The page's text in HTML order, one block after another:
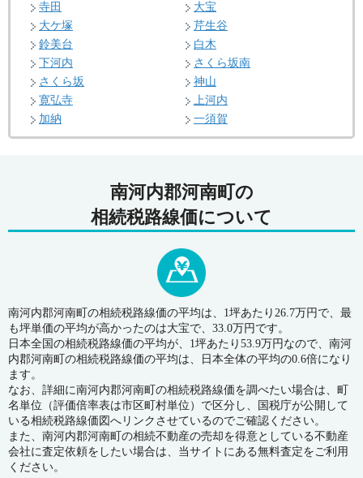
寺田
大宝
大ケ塚
芹生谷
鈴美台
白木
下河内
さくら坂南
さくら坂
神山
寛弘寺
上河内
加納
一須賀
南河内郡河南町の
相続税路線価について
南河内郡河南町の相続税路線価の平均は、1坪あたり26.7万円で、最
も坪単価の平均が高かったのは大宝で、33.0万円です。
日本全国の相続税路線価の平均が、1坪あたり53.9万円なので、南河
内郡河南町の相続税路線価の平均は、日本全体の平均の0.6倍になり
ます。
なお、詳細に南河内郡河南町の相続税路線価を調べたい場合は、町
名単位（評価倍率表は市区町村単位）で区分し、国税庁が公開して
いる相続税路線価図へリンクさせているのでご確認ください。
また、南河内郡河南町の相続不動産の売却を得意としている不動産
会社に査定依頼をしたい場合は、当サイトにある無料査定をご利用
ください。